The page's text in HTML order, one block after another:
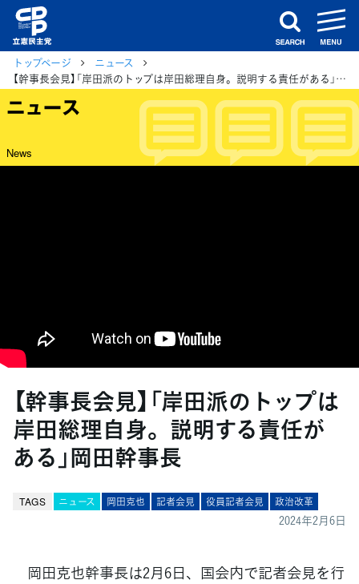
search
トップページ
ニュース
【幹事長会見】「岸田派のトップは岸田総理自身。説明する責任がある」岡田幹事長
ニュース
News
【幹事長会見】「岸田派のトップは
岸田総理自身。説明する責任が
ある」岡田幹事長
TAGS ニュース 岡田克也 記者会見 役員記者会見 政治改革
2024年2月6日
岡田克也幹事長は2月6日、国会内で記者会見を行